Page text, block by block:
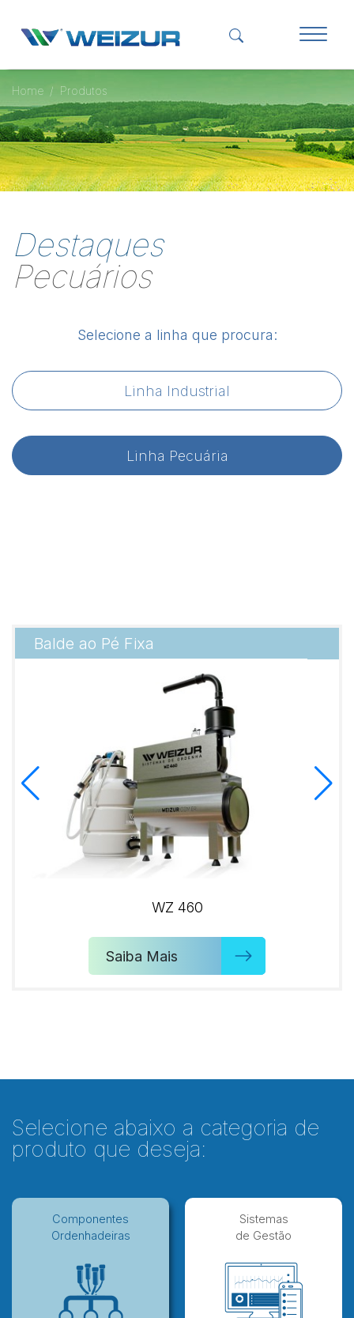
Home Produtos
Destaques
Pecuários
Selecione a linha que procura:
Linha Industrial
Linha Pecuária
Balde ao Pé Fixa
WZ 460
Saiba Mais
Selecione abaixo a categoria de
produto que deseja:
Componentes
Ordenhadeiras
Sistemas
de Gestão